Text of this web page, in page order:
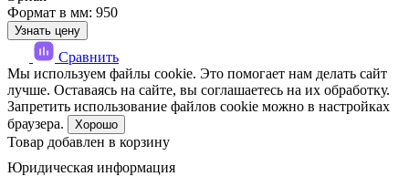
Формат в мм: 950
Узнать цену
Сравнить
Мы используем файлы cookie. Это помогает нам делать сайт
лучше. Оставаясь на сайте, вы соглашаетесь на их обработку.
Запретить использование файлов cookie можно в настройках
браузера.
Хорошо
Товар добавлен в корзину
Юридическая информация